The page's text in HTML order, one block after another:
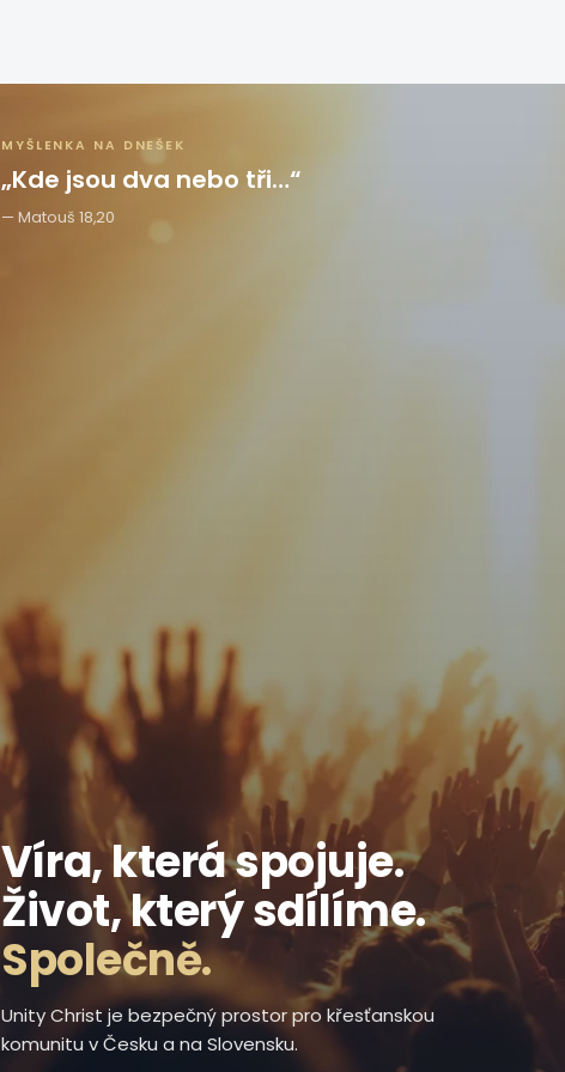
Víra, která spojuje.
Život, který sdílíme.
Společně.
Unity Christ je bezpečný prostor pro křesťanskou
komunitu v Česku a na Slovensku.
MYŠLENKA NA DNEŠEK
„Kde jsou dva nebo tři…“
Matouš 18,20